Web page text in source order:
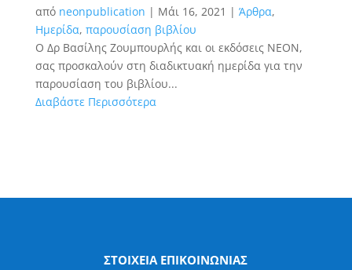
από neonpublication | Μάι 16, 2021 | Άρθρα,
Ημερίδα, παρουσίαση βιβλίου
Ο Δρ Βασίλης Ζουμπουρλής και οι εκδόσεις ΝΕΟΝ,
σας προσκαλούν στη διαδικτυακή ημερίδα για την
παρουσίαση του βιβλίου...
Διαβάστε Περισσότερα
ΣΤΟΙΧΕΙΑ ΕΠΙΚΟΙΝΩΝΙΑΣ